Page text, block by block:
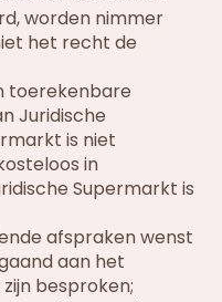
worden nimmer
het recht de
toerekenbare
Juridische
is niet
in
Supermarkt is
afspraken wenst
aan het
besproken;